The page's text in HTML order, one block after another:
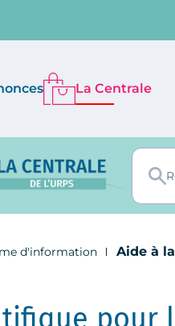
La Centrale
d'information Aide à
pour